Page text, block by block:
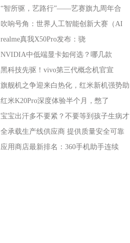
“智所驱，艺路行”——艺赛旗九周年合
吹响号角：世界人工智能创新大赛（AI
realme真我X50Pro发布：骁
NVIDIA中低端显卡如何选？哪几款
黑科技先驱！vivo第三代概念机官宣
旗舰机之争迎来白热化，红米新机强势助
红米K20Pro深度体验半个月，憋了
宝宝出汗多不要紧？不要等到孩子生病才
全承载生产线供应商 提供质量安全可靠
应用商店最新排名：360手机助手连续